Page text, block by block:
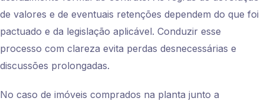
de valores e de eventuais retenções dependem do que foi
pactuado e da legislação aplicável. Conduzir esse
processo com clareza evita perdas desnecessárias e
discussões prolongadas.
No caso de imóveis comprados na planta junto a